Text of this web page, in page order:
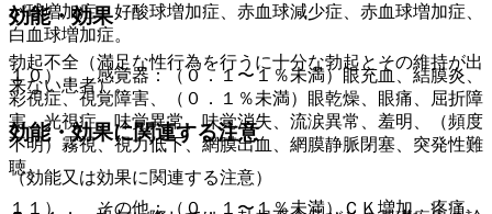
パ球増加症、好酸球増加症、赤血球減少症、赤血球増加症、
白血球増加症。
１０）． 感覚器：（０．１〜１％未満）眼充血、結膜炎、
彩視症、視覚障害、（０．１％未満）眼乾燥、眼痛、屈折障
害、光視症、味覚異常、味覚消失、流涙異常、羞明、（頻度
不明）霧視、視力低下、網膜出血、網膜静脈閉塞、突発性難
聴。
１１）． その他：（０．１〜１％未満）ＣＫ増加、疼痛、
効能・効果
勃起不全（満足な性行為を行うに十分な勃起とその維持が出
来ない患者）。
効能・効果に関連する注意
（効能又は効果に関連する注意）